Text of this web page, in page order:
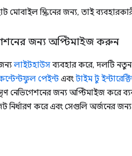
মোবাইল স্ক্রিনের জন্য, তাই
জন্য অপ্টিমাইজ করুন
লাইটহাউসব্যবহার করে, দলটি নতুন
কন্টেন্টফুল পেইন্টএবং টাইম টু
নেভিগেশনের জন্য অপ্টিমাইজ করে
নির্ধারণ করে এবং সেগুলি অর্জনের